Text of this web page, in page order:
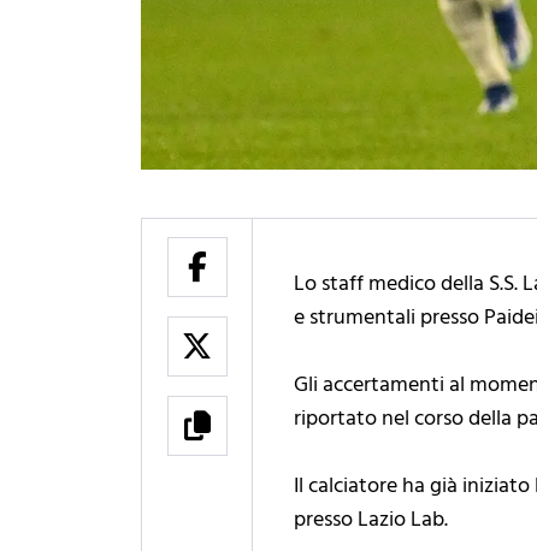
Lo staff medico della
e strumentali presso
Gli accertamenti al
riportato nel corso della
Il calciatore ha già
presso Lazio Lab.